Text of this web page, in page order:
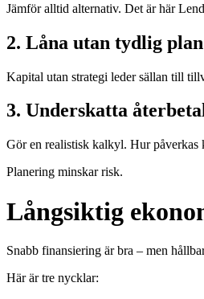
Jämför alltid alternativ. Det är här
2. Låna utan tydlig plan
Kapital utan strategi leder sällan till
3. Underskatta
Gör en realistisk kalkyl. Hur påverkas
Planering minskar risk.
Långsiktig
Snabb finansiering är bra – men
Här är tre nycklar: